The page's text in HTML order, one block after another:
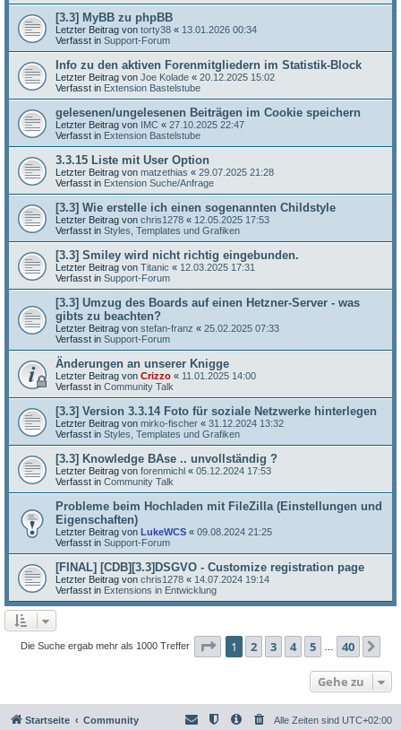
[3.3] MyBB zu phpBB
Letzter Beitrag von torty38 « 13.01.2026 00:34
Verfasst in Support-Forum
Info zu den aktiven Forenmitgliedern im Statistik-Block
Letzter Beitrag von Joe Kolade « 20.12.2025 15:02
Verfasst in Extension Bastelstube
gelesenen/ungelesenen Beiträgen im Cookie speichern
Letzter Beitrag von IMC « 27.10.2025 22:47
Verfasst in Extension Bastelstube
3.3.15 Liste mit User Option
Letzter Beitrag von matzethias « 29.07.2025 21:28
Verfasst in Extension Suche/Anfrage
[3.3] Wie erstelle ich einen sogenannten Childstyle
Letzter Beitrag von chris1278 « 12.05.2025 17:53
Verfasst in Styles, Templates und Grafiken
[3.3] Smiley wird nicht richtig eingebunden.
Letzter Beitrag von Titanic « 12.03.2025 17:31
Verfasst in Support-Forum
[3.3] Umzug des Boards auf einen Hetzner-Server - was
gibts zu beachten?
Letzter Beitrag von stefan-franz « 25.02.2025 07:33
Verfasst in Support-Forum
Änderungen an unserer Knigge
Letzter Beitrag von Crizzo « 11.01.2025 14:00
Verfasst in Community Talk
[3.3] Version 3.3.14 Foto für soziale Netzwerke hinterlegen
Letzter Beitrag von mirko-fischer « 31.12.2024 13:32
Verfasst in Styles, Templates und Grafiken
[3.3] Knowledge BAse .. unvollständig ?
Letzter Beitrag von forenmichl « 05.12.2024 17:53
Verfasst in Community Talk
Probleme beim Hochladen mit FileZilla (Einstellungen und
Eigenschaften)
Letzter Beitrag von LukeWCS « 09.08.2024 21:25
Verfasst in Support-Forum
[FINAL] [CDB][3.3]DSGVO - Customize registration page
Letzter Beitrag von chris1278 « 14.07.2024 19:14
Verfasst in Extensions in Entwicklung
Die Suche ergab mehr als 1000 Treffer Seite 1von 40
1 2 3 4 5 40
Gehe zu
Startseite Community Alle Zeiten sind UTC+02:00